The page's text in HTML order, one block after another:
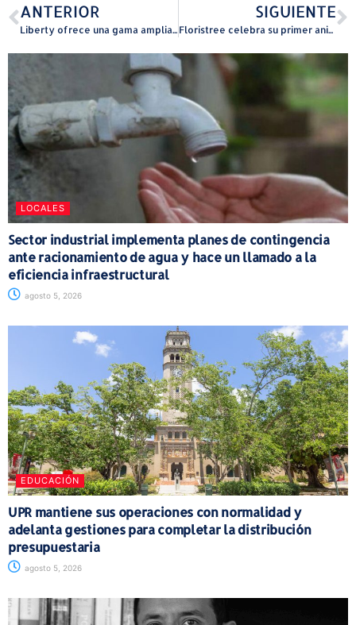
ANTERIOR
Liberty ofrece una gama amplia de cobertura de asistencia en el hogar y la carretera a través de alianza con Connect Assistance
SIGUIENTE
Floristree celebra su primer aniversario consolidándose como una propuesta innovadora en la industria floral en Puerto Rico
LOCALES
Sector industrial implementa planes de contingencia
ante racionamiento de agua y hace un llamado a la
eficiencia infraestructural
agosto 5, 2026
EDUCACIÓN
UPR mantiene sus operaciones con normalidad y
adelanta gestiones para completar la distribución
presupuestaria
agosto 5, 2026